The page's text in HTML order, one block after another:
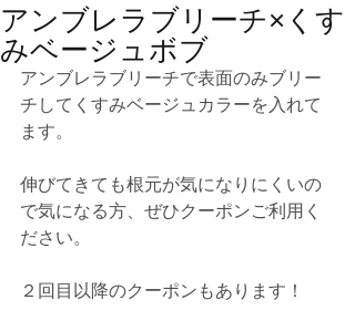
アンブレラブリーチ×くす
みベージュボブ
アンブレラブリーチで表面のみブリー
チしてくすみベージュカラーを入れて
ます。
伸びてきても根元が気になりにくいの
で気になる方、ぜひクーポンご利用く
ださい。
２回目以降のクーポンもあります！